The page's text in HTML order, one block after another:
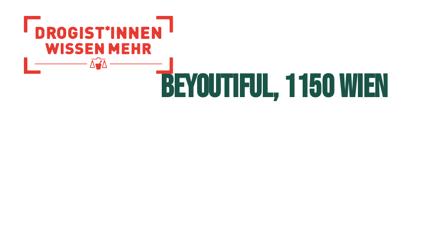
Zur Startseite
BEYOUTIFUL, 1150 WIEN